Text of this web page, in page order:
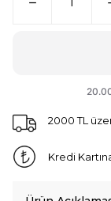
2000 TL
Kredi